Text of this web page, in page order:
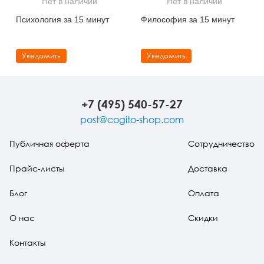
Другие направления психотерапии
Социальная психология
Классический и юнгианский психоанализ
Психология за 15 минут
Уведомить
Философия за 15 минут
Уведомить
+7 (495) 540-57-27
post@cogito-shop.com
Публичная оферта
Прайс-листы
Блог
О нас
Контакты
Сотрудничество
Доставка
Оплата
Скидки